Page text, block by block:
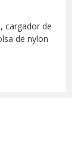
cargador de
de nylon